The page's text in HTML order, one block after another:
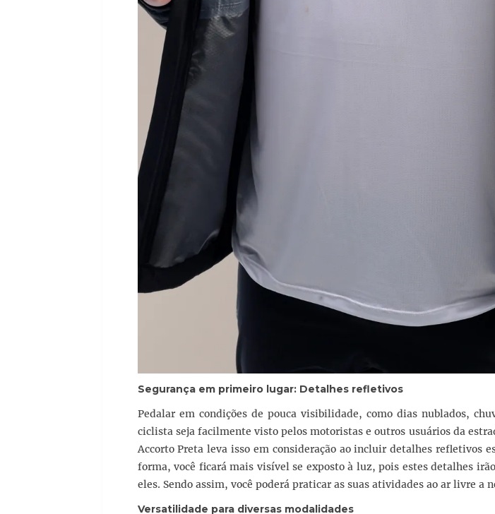
Segurança em primeiro lugar: Detalhes refletivos
Pedalar em condições de pouca visibilidade, como dias nublados,
ciclista seja facilmente visto pelos motoristas e outros usuários da
Accorto Preta leva isso em consideração ao incluir detalhes refletivos
forma, você ficará mais visível se exposto à luz, pois estes detalhes
eles. Sendo assim, você poderá praticar as suas atividades ao ar livre a
Versatilidade para diversas modalidades